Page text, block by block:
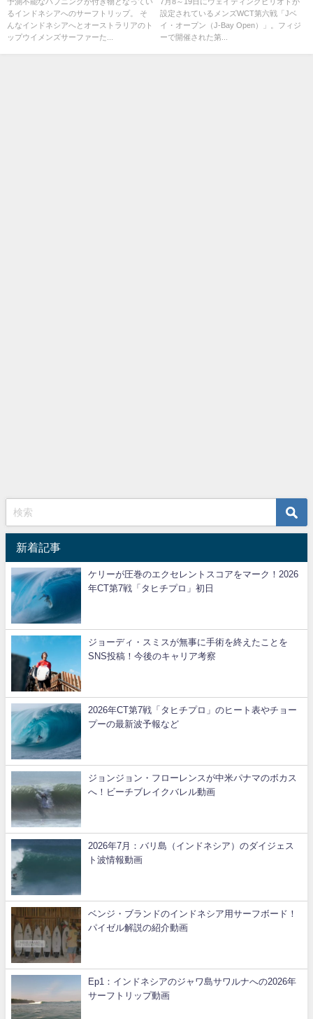
予測不能なハプニングが付き物となってい
るインドネシアへのサーフトリップ。 そ
んなインドネシアへとオーストラリアのト
ップウイメンズサーファーた...
7月8～19日にウェイティングピリオドが
設定されているメンズWCT第六戦「Jベ
イ・オープン（J-Bay Open）」。フィジ
ーで開催された第...
新着記事
ケリーが圧巻のエクセレントスコアをマーク！2026
年CT第7戦「タヒチプロ」初日
ジョーディ・スミスが無事に手術を終えたことを
SNS投稿！今後のキャリア考察
2026年CT第7戦「タヒチプロ」のヒート表やチョー
プーの最新波予報など
ジョンジョン・フローレンスが中米パナマのボカス
へ！ビーチブレイクバレル動画
2026年7月：バリ島（インドネシア）のダイジェス
ト波情報動画
ベンジ・ブランドのインドネシア用サーフボード！
パイゼル解説の紹介動画
Ep1：インドネシアのジャワ島サワルナへの2026年
サーフトリップ動画